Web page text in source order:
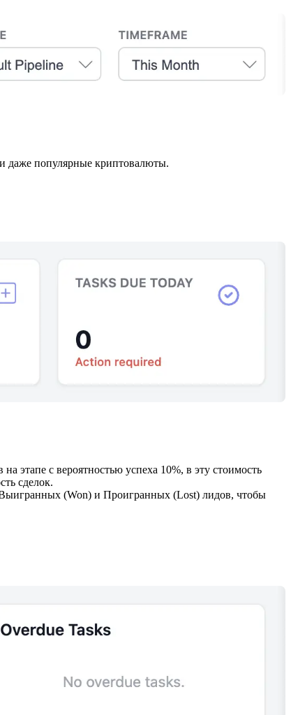
даже популярные криптовалюты.
этапе с вероятностью успеха 10%, в эту стоимость
сделок.
Выигранных (Won) и Проигранных (Lost) лидов, чтобы